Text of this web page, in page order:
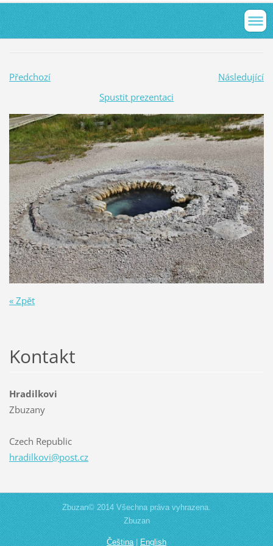
Předchozí
Následující
Spustit prezentaci
« Zpět
Kontakt
Hradilkovi
Zbuzany
Czech Republic
hradilkovi@post.cz
Zbuzan© 2014 Všechna práva vyhrazena.
Zbuzan
Čeština|English